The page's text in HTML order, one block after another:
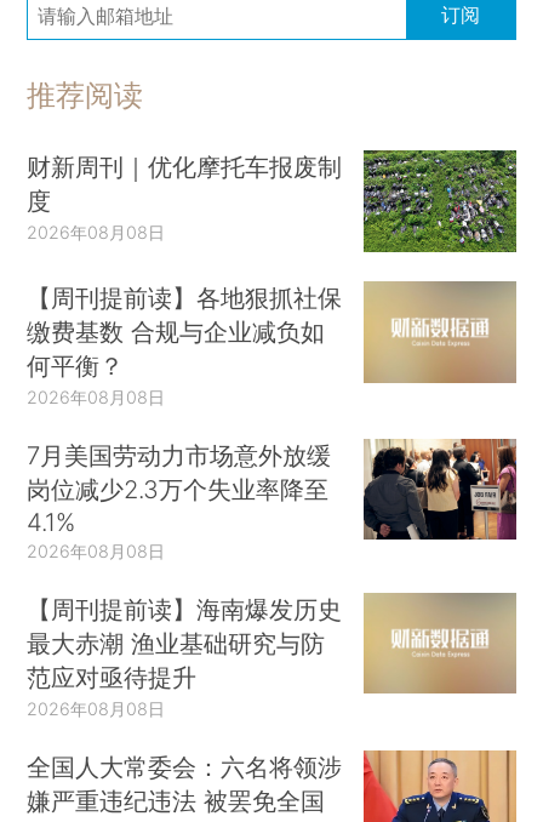
订阅
推荐阅读
财新周刊｜优化摩托车报废制
度
2026年08月08日
【周刊提前读】各地狠抓社保
缴费基数 合规与企业减负如
何平衡？
2026年08月08日
7月美国劳动力市场意外放缓
岗位减少2.3万个失业率降至
4.1%
2026年08月08日
【周刊提前读】海南爆发历史
最大赤潮 渔业基础研究与防
范应对亟待提升
2026年08月08日
全国人大常委会：六名将领涉
嫌严重违纪违法 被罢免全国